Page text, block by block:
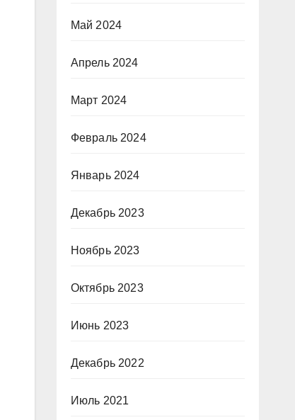
Май 2024
Апрель 2024
Март 2024
Февраль 2024
Январь 2024
Декабрь 2023
Ноябрь 2023
Октябрь 2023
Июнь 2023
Декабрь 2022
Июль 2021